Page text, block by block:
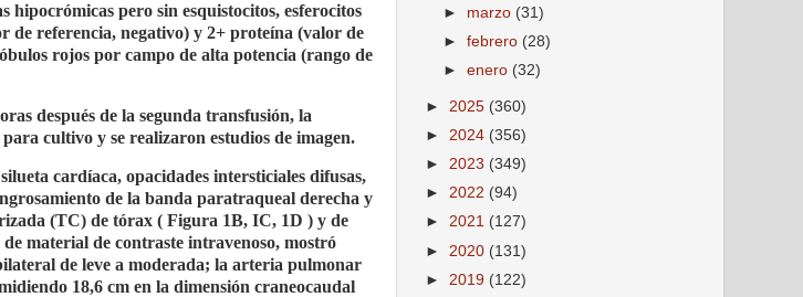
pero sin esquistocitos, esferocitos
de referencia, negativo) y 2+ proteína (valor de
rojos por campo de alta potencia (rango de
después de la segunda transfusión, la
cultivo y se realizaron estudios de imagen.
cardíaca, opacidades intersticiales difusas,
de la banda paratraqueal derecha y
(TC) de tórax ( Figura 1B, IC, 1D ) y de
material de contraste intravenoso, mostró
de leve a moderada; la arteria pulmonar
18,6 cm en la dimensión craneocaudal
► marzo (31)
►febrero (28)
►enero (32)
► 2025 (360)
► 2024 (356)
► 2023 (349)
► 2022 (94)
► 2021 (127)
► 2020 (131)
► 2019 (122)